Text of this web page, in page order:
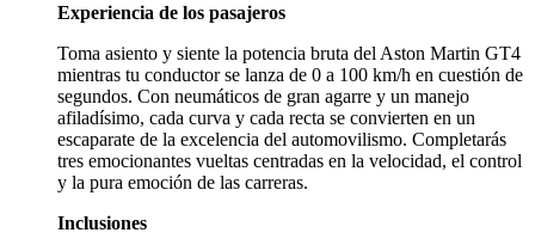
Experiencia de los pasajeros
Toma asiento y siente la potencia bruta del Aston Martin GT4
mientras tu conductor se lanza de 0 a 100 km/h en cuestión de
segundos. Con neumáticos de gran agarre y un manejo
afiladísimo, cada curva y cada recta se convierten en un
escaparate de la excelencia del automovilismo. Completarás
tres emocionantes vueltas centradas en la velocidad, el control
y la pura emoción de las carreras.
Inclusiones